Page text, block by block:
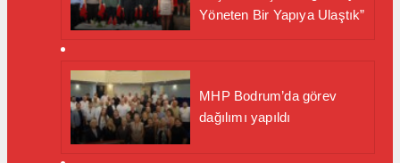
Yöneten Bir Yapıya Ulaştık”
MHP Bodrum’da görev
dağılımı yapıldı